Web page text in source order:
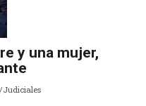
y una mujer,
Judiciales